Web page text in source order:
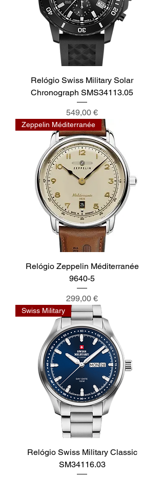
Relógio Swiss Military Solar
Chronograph SMS34113.05
Preço
549,00 €
Zeppelin Méditerranée
Relógio Zeppelin Méditerranée
9640-5
Preço
299,00 €
Swiss Military
Relógio Swiss Military Classic
SM34116.03